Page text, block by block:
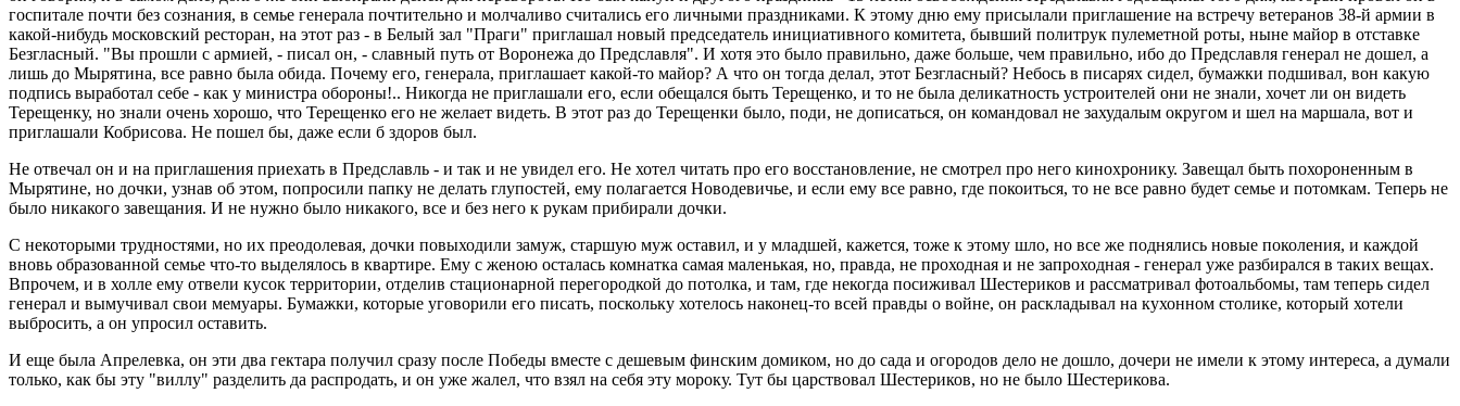
госпитале почти без сознания, в семье генерала почтительно и молчаливо считались его личными праздниками. К этому дню ему присылали приглашение на встречу ветеранов 38-й армии в
какой-нибудь московский ресторан, на этот раз - в Белый зал "Праги" приглашал новый председатель инициативного комитета, бывший политрук пулеметной роты, ныне майор в отставке
Безгласный. "Вы прошли с армией, - писал он, - славный путь от Воронежа до Предславля". И хотя это было правильно, даже больше, чем правильно, ибо до Предславля генерал не дошел, а
лишь до Мырятина, все равно была обида. Почему его, генерала, приглашает какой-то майор? А что он тогда делал, этот Безгласный? Небось в писарях сидел, бумажки подшивал, вон какую
подпись выработал себе - как у министра обороны!.. Никогда не приглашали его, если обещался быть Терещенко, и то не была деликатность устроителей они не знали, хочет ли он видеть
Терещенку, но знали очень хорошо, что Терещенко его не желает видеть. В этот раз до Терещенки было, поди, не дописаться, он командовал не захудалым округом и шел на маршала, вот и
приглашали Кобрисова. Не пошел бы, даже если б здоров был.
Не отвечал он и на приглашения приехать в Предславль - и так и не увидел его. Не хотел читать про его восстановление, не смотрел про него кинохронику. Завещал быть похороненным в
Мырятине, но дочки, узнав об этом, попросили папку не делать глупостей, ему полагается Новодевичье, и если ему все равно, где покоиться, то не все равно будет семье и потомкам. Теперь не
было никакого завещания. И не нужно было никакого, все и без него к рукам прибирали дочки.
С некоторыми трудностями, но их преодолевая, дочки повыходили замуж, старшую муж оставил, и у младшей, кажется, тоже к этому шло, но все же поднялись новые поколения, и каждой
вновь образованной семье что-то выделялось в квартире. Ему с женою осталась комнатка самая маленькая, но, правда, не проходная и не запроходная - генерал уже разбирался в таких вещах.
Впрочем, и в холле ему отвели кусок территории, отделив стационарной перегородкой до потолка, и там, где некогда посиживал Шестериков и рассматривал фотоальбомы, там теперь сидел
генерал и вымучивал свои мемуары. Бумажки, которые уговорили его писать, поскольку хотелось наконец-то всей правды о войне, он раскладывал на кухонном столике, который хотели
выбросить, а он упросил оставить.
И еще была Апрелевка, он эти два гектара получил сразу после Победы вместе с дешевым финским домиком, но до сада и огородов дело не дошло, дочери не имели к этому интереса, а думали
только, как бы эту "виллу" разделить да распродать, и он уже жалел, что взял на себя эту мороку. Тут бы царствовал Шестериков, но не было Шестерикова.